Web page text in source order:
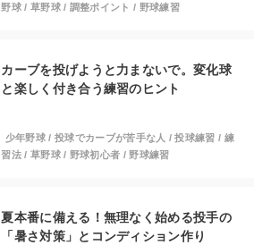
野球/ 草野球/ 調整ポイント / 野球練習
カーブを投げようと力まないで。変化球
と楽しく付き合う練習のヒント
少年野球/ 投球でカーブが苦手な人 /投球練習 / 練
習法/ 草野球/ 野球初心者 /野球練習
夏本番に備える！無理なく始める投手の
「暑さ対策」とコンディション作り